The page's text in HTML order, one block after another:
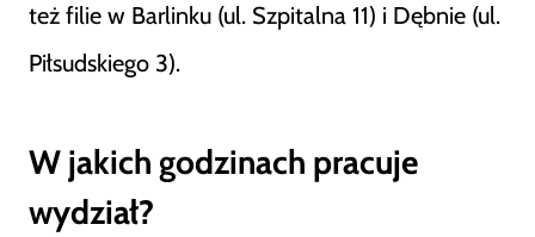
też filie w Barlinku (ul. Szpitalna 11) i Dębnie (ul.
Piłsudskiego 3).
W jakich godzinach pracuje
wydział?